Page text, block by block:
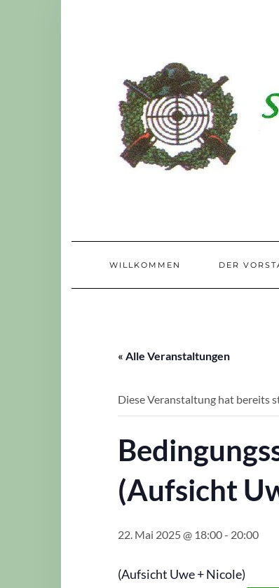
WILLKOMMEN DER
« Alle Veranstaltungen
Diese Veranstaltung hat bereits
(Aufsicht
22. Mai 2025 @ 18:00- 20:00
(Aufsicht Uwe + Nicole)